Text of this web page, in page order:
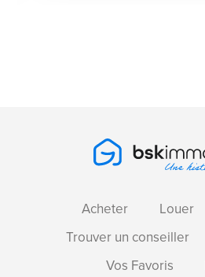
Acheter Louer
Trouver un conseiller
Vos Favoris